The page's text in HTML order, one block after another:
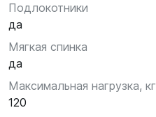
Подлокотники
да
Мягкая спинка
да
Максимальная нагрузка, кг
120